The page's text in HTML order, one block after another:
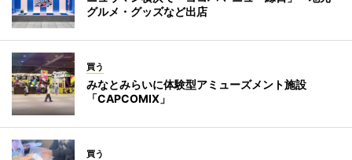
グルメ・グッズなど出店
買う
みなとみらいに体験型アミューズメント施設
「CAPCOMIX」
買う